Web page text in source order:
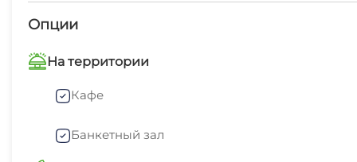
дома. Искренне приглашаем вас на «Якорь Тут»,
ждем вас!
Опции
На территории
Кафе
Банкетный зал